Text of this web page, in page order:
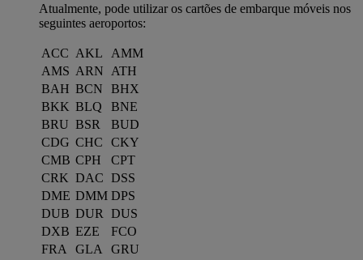
Atualmente, pode utilizar os cartões de embarque móveis nos
seguintes aeroportos:
ACC AKL
AMM
AMS ARN
ATH
BAH BCN
BHX
BKK BLQ
BNE
BRU BSR
BUD
CDG CHC
CKY
CMB CPH
CPT
CRK DAC DSS
DME DMM DPS
DUB DUR
DUS
DXB EZE
FCO
FRA
GLA
GRU